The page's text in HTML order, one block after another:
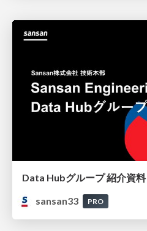
Data Hubグループ 紹介資料
sansan33
PRO